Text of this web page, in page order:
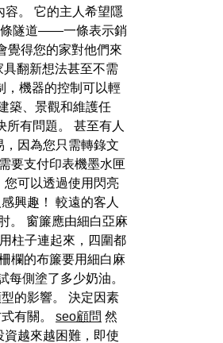
。 它的主人希望隱
條隧道——一條表示銷
覺得您的家對他們來
翻新想法甚至不需
，機器的控制可以輕
築、景觀和維護任
有問題。 甚至有人
因為您只需轉錄文
要支付印表機墨水匣
您可以透過使用閃亮
興趣！ 較遠的客人
。 窗簾應由細白亞麻
柱子連起來，四圍都
欄的布簾要用細白麻
側塗了多少奶油。
的影響。 決定因素
有關。 seo顧問 然
越來越困難，即使